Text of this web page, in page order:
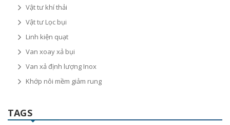
Vật tư khí thải
Vật tư Lọc bụi
Linh kiện quạt
Van xoay xả bụi
Van xả định lượng Inox
Khớp nôi mềm giảm rung
TAGS